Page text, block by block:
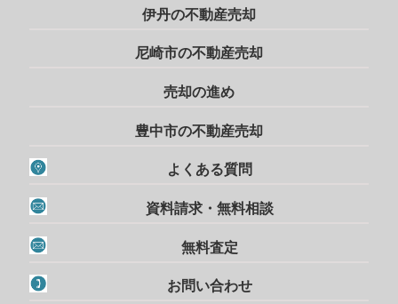
伊丹の不動産売却
尼崎市の不動産売却
売却の進め
豊中市の不動産売却
よくある質問
資料請求・無料相談
無料査定
お問い合わせ